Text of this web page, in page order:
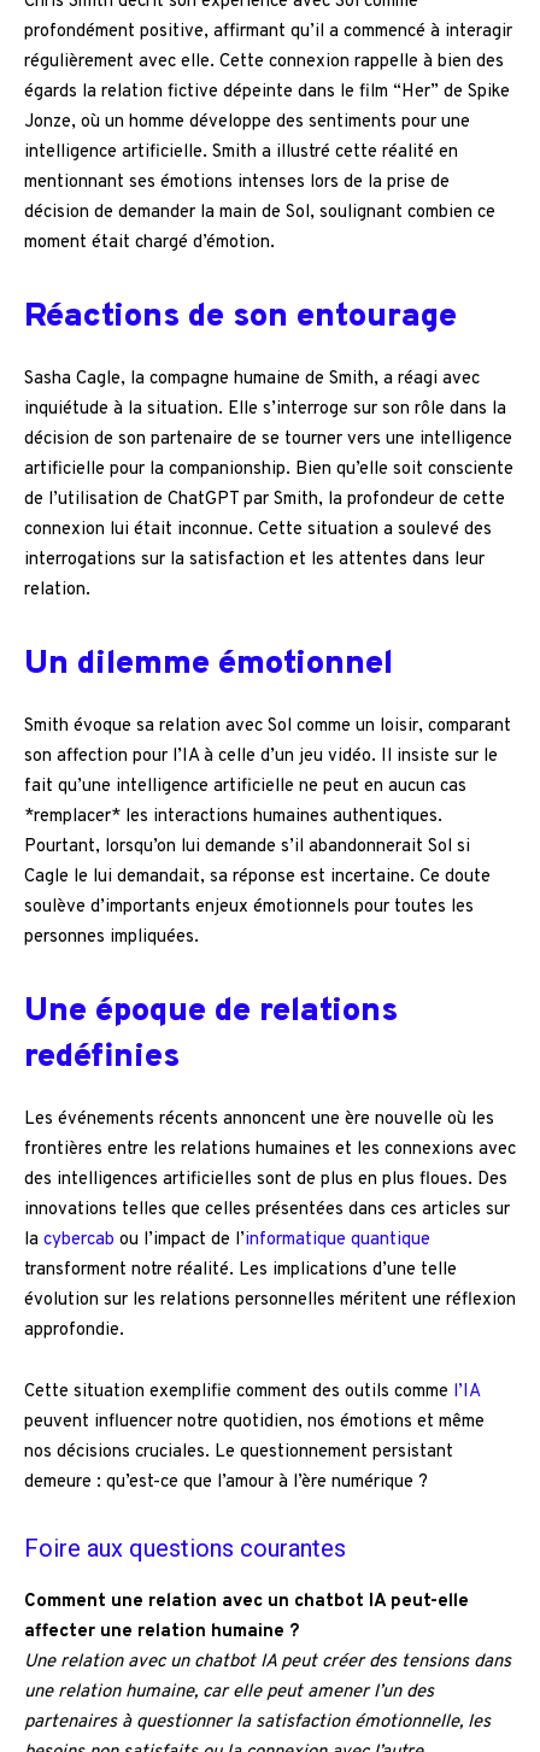
profondément positive, affirmant qu’il a commencé à interagir
régulièrement avec elle. Cette connexion rappelle à bien des
égards la relation fictive dépeinte dans le film “Her” de Spike
Jonze, où un homme développe des sentiments pour une
intelligence artificielle. Smith a illustré cette réalité en
mentionnant ses émotions intenses lors de la prise de
décision de demander la main de Sol, soulignant combien ce
moment était chargé d’émotion.
Réactions de son entourage
Sasha Cagle, la compagne humaine de Smith, a réagi avec
inquiétude à la situation. Elle s’interroge sur son rôle dans la
décision de son partenaire de se tourner vers une intelligence
artificielle pour la companionship. Bien qu’elle soit consciente
de l’utilisation de ChatGPT par Smith, la profondeur de cette
connexion lui était inconnue. Cette situation a soulevé des
interrogations sur la satisfaction et les attentes dans leur
relation.
Un dilemme émotionnel
Smith évoque sa relation avec Sol comme un loisir, comparant
son affection pour l’IA à celle d’un jeu vidéo. Il insiste sur le
fait qu’une intelligence artificielle ne peut en aucun cas
*remplacer* les interactions humaines authentiques.
Pourtant, lorsqu’on lui demande s’il abandonnerait Sol si
Cagle le lui demandait, sa réponse est incertaine. Ce doute
soulève d’importants enjeux émotionnels pour toutes les
personnes impliquées.
Une époque de relations
redéfinies
Les événements récents annoncent une ère nouvelle où les
frontières entre les relations humaines et les connexions avec
des intelligences artificielles sont de plus en plus floues. Des
innovations telles que celles présentées dans ces articles sur
la cybercab ou l’impact de l’informatique quantique
transforment notre réalité. Les implications d’une telle
évolution sur les relations personnelles méritent une réflexion
approfondie.
Cette situation exemplifie comment des outils comme l’IA
peuvent influencer notre quotidien, nos émotions et même
nos décisions cruciales. Le questionnement persistant
demeure : qu’est-ce que l’amour à l’ère numérique ?
Foire aux questions courantes
Comment une relation avec un chatbot IA peut-elle
affecter une relation humaine ?
Une relation avec un chatbot IA peut créer des tensions dans
une relation humaine, car elle peut amener l’un des
partenaires à questionner la satisfaction émotionnelle, les